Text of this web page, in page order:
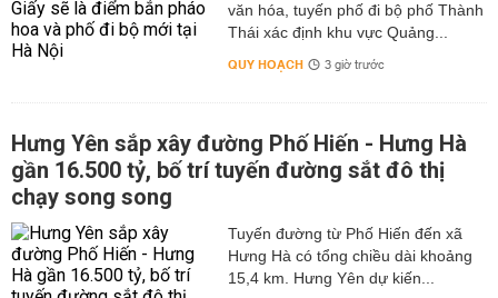
văn hóa, tuyến phố đi bộ phố Thành
Thái xác định khu vực Quảng...
QUY HOẠCH 3 giờ trước
Hưng Yên sắp xây đường Phố Hiến - Hưng Hà
gần 16.500 tỷ, bố trí tuyến đường sắt đô thị
chạy song song
Tuyến đường từ Phố Hiến đến xã
Hưng Hà có tổng chiều dài khoảng
15,4 km. Hưng Yên dự kiến...